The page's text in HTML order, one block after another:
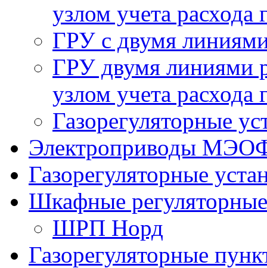
узлом учета расхода
ГРУ с двумя
ГРУ двумя линиями
узлом учета расхода
Газорегуляторные
Электроприводы
Газорегуляторные
Шкафные
ШРП Норд
Газорегуляторные